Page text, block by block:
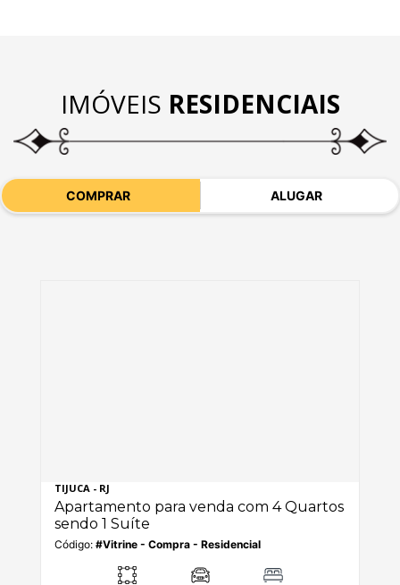
IMÓVEIS RESIDENCIAIS
COMPRAR ALUGAR
TIJUCA - RJ
Apartamento para venda com 4 Quartos
sendo 1 Suíte
Código: #Vitrine - Compra - Residencial